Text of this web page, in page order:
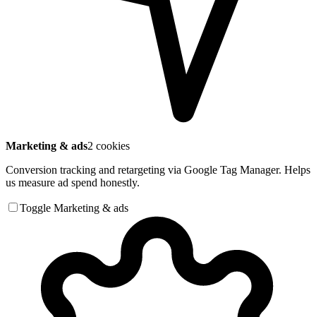
Marketing & ads2 cookies
Conversion tracking and retargeting via Google Tag Manager. Helps
us measure ad spend honestly.
Toggle Marketing & ads